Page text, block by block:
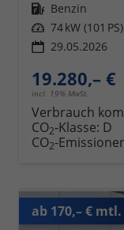
Kraftstoff Benzin
Leistung 74 kW (101 PS)
29.05.2026
19.280,– €
incl. 19% MwSt.
Verbrauch
CO2-Klasse: D
CO2-
ab 170,– € mtl.